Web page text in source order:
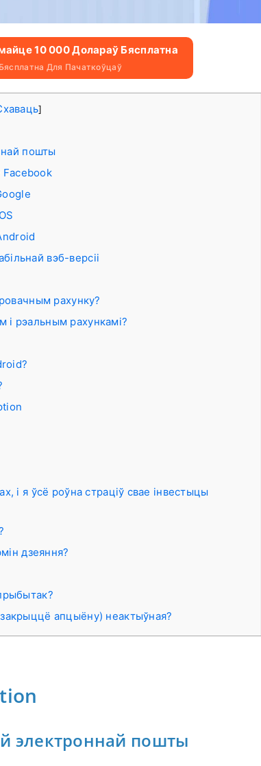
10 000 Долараў Бясплатна
Для Пачаткоўцаў
]
пошты
Facebook
вэб-версіі
рахунку?
рэальным рахункамі?
і я ўсё роўна страціў свае інвестыцы
дзеяння?
апцыёну) неактыўная?
электроннай пошты